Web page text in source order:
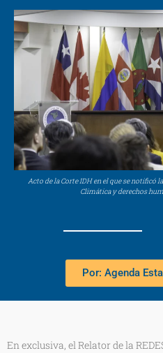
Acto de la Corte IDH en el que se notificó
Climática y derechos
Por: Agenda
En exclusiva, el Relator de la